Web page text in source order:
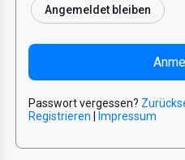
Angemeldet bleiben
Passwort vergessen?
Registrieren
Impressum